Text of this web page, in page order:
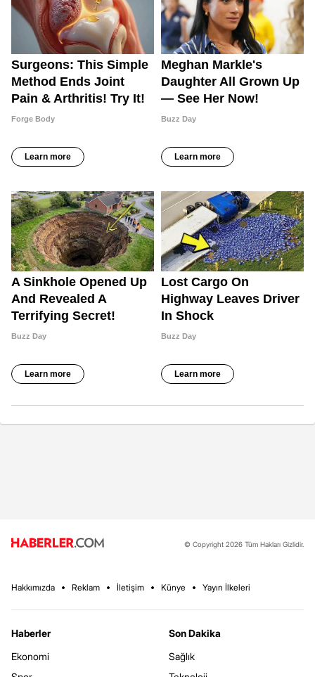
© Copyright 2026 Tüm Hakları Gizlidir.
Hakkımızda Reklam İletişim Künye Yayın İlkeleri
Haberler
Ekonomi
Son Dakika
Sağlık